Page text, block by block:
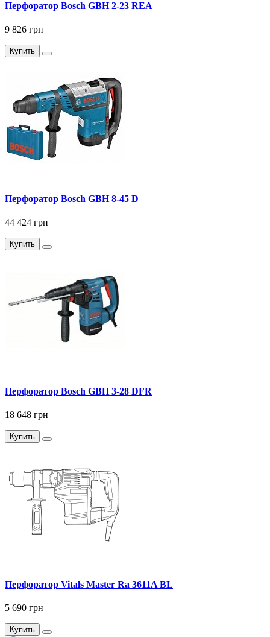
Перфоратор Bosch GBH 2-23 REA
9 826 грн
Купить
Перфоратор Bosch GBH 8-45 D
44 424 грн
Купить
Перфоратор Bosch GBH 3-28 DFR
18 648 грн
Купить
Перфоратор Vitals Master Ra 3611A BL
5 690 грн
Купить